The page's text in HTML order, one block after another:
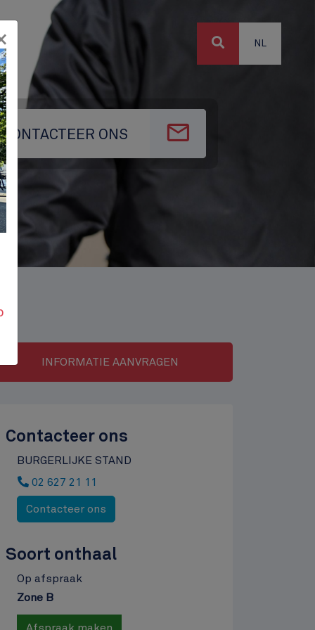
CONTACTEER ONS
NL
INFORMATIE AANVRAGEN
Contacteer ons
BURGERLIJKE STAND
02 627 21 11
Contacteer ons
Horaire
Soort onthaal
Op afspraak
Zone B
Afspraak maken